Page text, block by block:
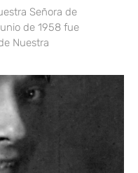
Señora de
de 1958 fue
Nuestra